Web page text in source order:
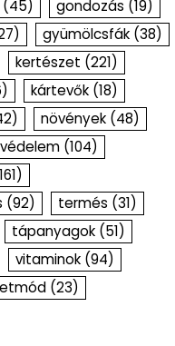
(45) gondozás (19)
gyümölcsfák (38)
kertészet (221)
kártevők (18)
növények (48)
(104)
(92) termés (31)
tápanyagok (51)
vitaminok (94)
(23)